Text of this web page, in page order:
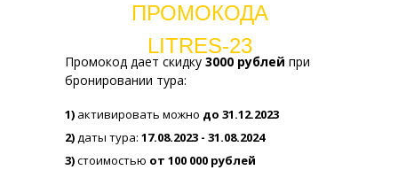
ПРОМОКОДА
LITRES-23
Промокод дает скидку 3000 рублей при
бронировании тура:
1) активировать можно до 31.12.2023
2)даты тура: 17.08.2023 - 31.08.2024
3)стоимостью от 100 000 рублей